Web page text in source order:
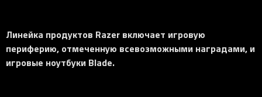
Линейка продуктов Razer включает игровую
периферию, отмеченную всевозможными наградами, и
игровые ноутбуки Blade.